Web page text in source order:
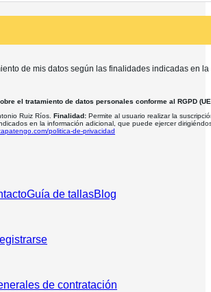
de mis datos según las finalidades indicadas en
el tratamiento de datos personales conforme al RGPD
Ruiz Ríos. Finalidad: Permite al usuario realizar la
en la información adicional, que puede ejercer
politica-de-privacidad
Guía de tallasBlog
de contratación